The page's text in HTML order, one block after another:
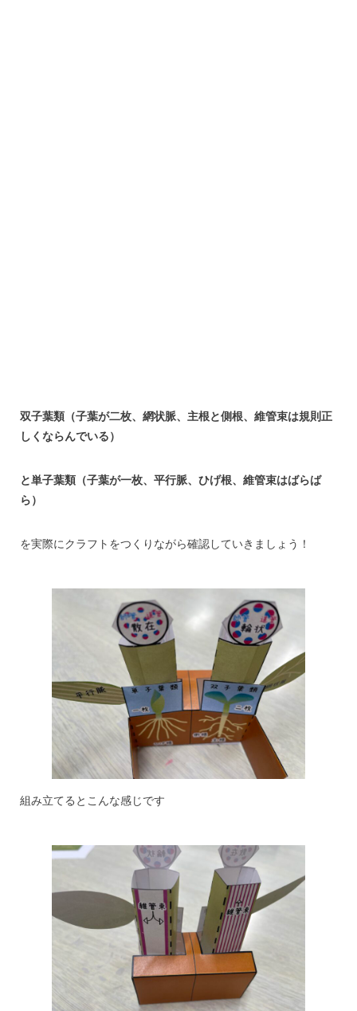
双子葉類（子葉が二枚、網状脈、主根と側根、維管束は規則正
しくならんでいる）
と単子葉類（子葉が一枚、平行脈、ひげ根、維管束はばらば
ら）
を実際にクラフトをつくりながら確認していきましょう！
組み立てるとこんな感じです